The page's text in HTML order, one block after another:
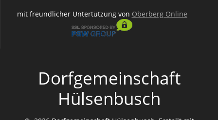
mit freundlicher Untertützung von Oberberg Online
Dorfgemeinschaft
Hülsenbusch